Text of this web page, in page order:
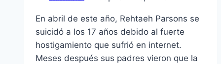
En abril de este año, Rehtaeh Parsons se
suicidó a los 17 años debido al fuerte
hostigamiento que sufrió en internet.
Meses después sus padres vieron que la